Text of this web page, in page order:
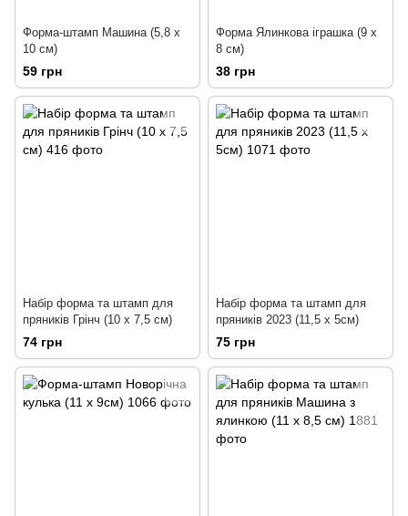
Форма-штамп Машина (5,8 х
10 см)
59 грн
Форма Ялинкова іграшка (9 х
8 см)
38 грн
Набір форма та штамп для
пряників Грінч (10 х 7,5 см)
74 грн
Набір форма та штамп для
пряників 2023 (11,5 х 5см)
75 грн